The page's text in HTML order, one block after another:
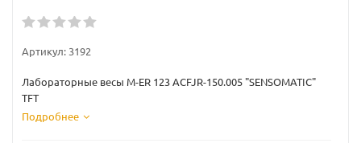
Артикул: 3192
Лабораторные весы M-ER 123 АCFJR-150.005 "SENSOMATIC"
TFT
Подробнее